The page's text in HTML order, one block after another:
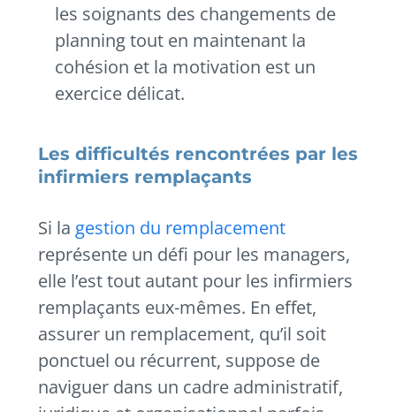
les soignants des changements de
planning tout en maintenant la
cohésion et la motivation est un
exercice délicat.
Les difficultés rencontrées par les
infirmiers remplaçants
Si la gestion du remplacement
représente un défi pour les managers,
elle l’est tout autant pour les infirmiers
remplaçants eux-mêmes. En effet,
assurer un remplacement, qu’il soit
ponctuel ou récurrent, suppose de
naviguer dans un cadre administratif,